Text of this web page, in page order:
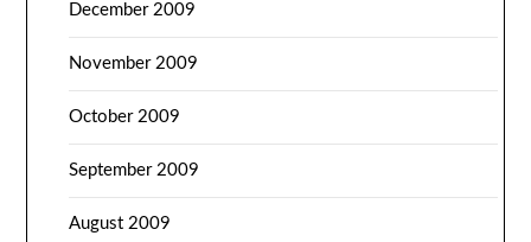
December 2009
November 2009
October 2009
September 2009
August 2009